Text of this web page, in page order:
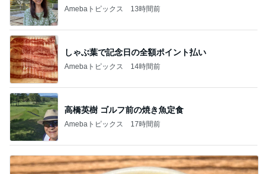
Amebaトピックス 13時間前
しゃぶ葉で記念日の全額ポイント払い
Amebaトピックス 14時間前
高橋英樹 ゴルフ前の焼き魚定食
Amebaトピックス 17時間前